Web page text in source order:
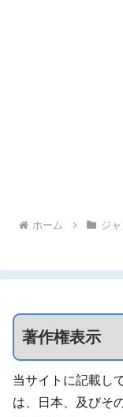
ホーム ジ
著作権表示
当サイトに記載し
は、日本、及びそ